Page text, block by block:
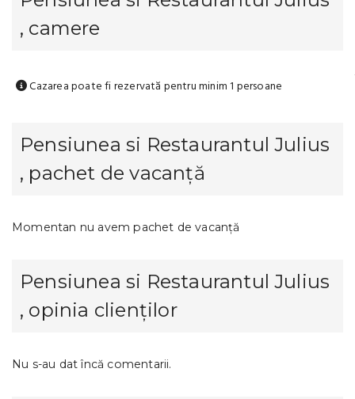
, camere
Cazarea poate fi rezervată pentru minim 1 persoane
Pensiunea si Restaurantul Julius
, pachet de vacanță
Momentan nu avem pachet de vacanță
Pensiunea si Restaurantul Julius
, opinia clienților
Nu s-au dat încă comentarii.